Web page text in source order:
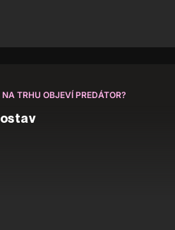
TRHU OBJEVÍ PREDÁTOR?